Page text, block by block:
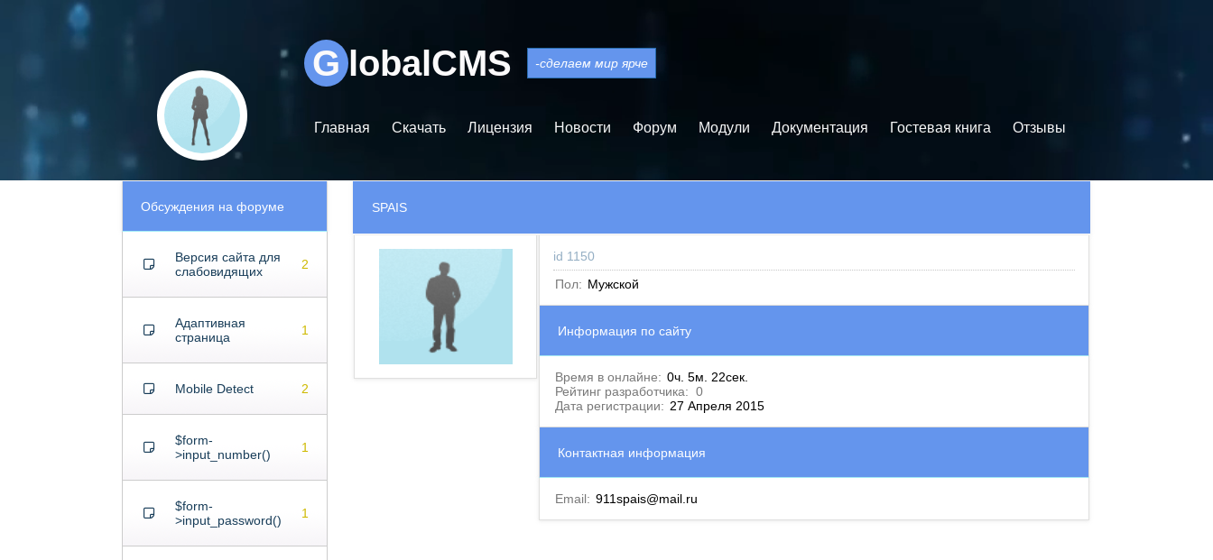
Видеоплеер
G lobalCMS -сделаем мир ярче
Главная Скачать Лицензия Новости Форум Модули Документация Гостевая книга Отзывы
Обсуждения на форуме
Версия сайта для
слабовидящих
2
Адаптивная
страница
1
Mobile Detect 2
$form-
>input_number()
1
$form-
>input_password()
1
SPAIS
id 1150
Пол: Мужской
Информация по сайту
Время в онлайне: 0ч. 5м. 22сек.
Рейтинг разработчика: 0
Дата регистрации: 27 Апреля 2015
Контактная информация
Email: 911spais@mail.ru